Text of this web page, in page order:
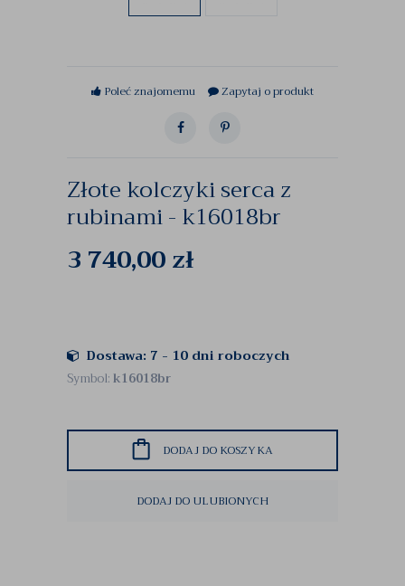
Poleć znajomemu Zapytaj o produkt
Złote kolczyki serca z
rubinami - k16018br
3 740,00zł
Dostawa: 7 - 10 dni roboczych
Symbol:k16018br
DODAJ DO KOSZYKA
DODAJ DO ULUBIONYCH